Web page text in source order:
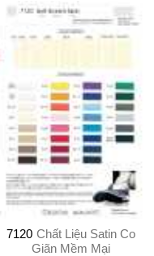
7120 Chất Liệu Satin Co
Giãn Mềm Mại